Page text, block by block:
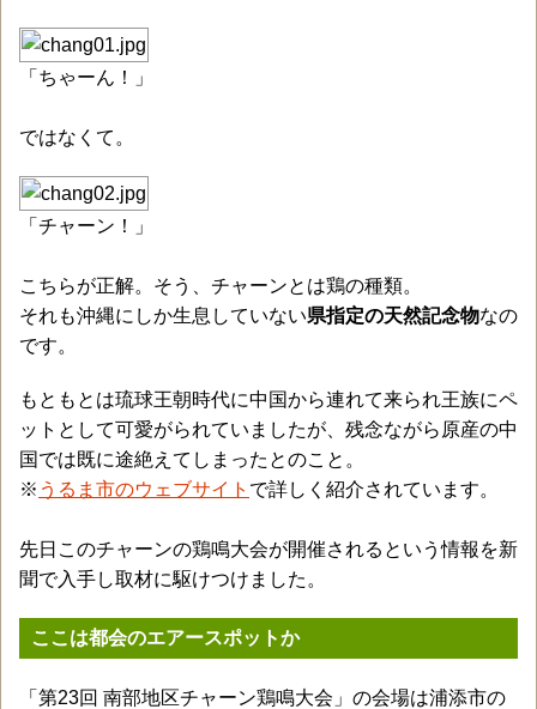
「ちゃーん！」
ではなくて。
「チャーン！」
こちらが正解。そう、チャーンとは鶏の種類。
それも沖縄にしか生息していない県指定の天然記念物なの
です。
もともとは琉球王朝時代に中国から連れて来られ王族にペ
ットとして可愛がられていましたが、残念ながら原産の中
国では既に途絶えてしまったとのこと。
※ うるま市のウェブサイト で詳しく紹介されています。
先日このチャーンの鶏鳴大会が開催されるという情報を新
聞で入手し取材に駆けつけました。
ここは都会のエアースポットか
「第23回 南部地区チャーン鶏鳴大会」の会場は浦添市の